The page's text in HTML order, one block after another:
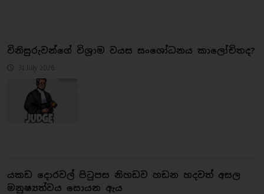
​විනිසුරුවන්ගේ විශ්‍රාම වයස සංශෝධනය කාලෝචිතද?
31 July 2026
යකඩ දොරවල් පිටුපස නිහඩව හඩන හදවත් අසල
මනුෂ්‍යත්වය සොයන ඇය